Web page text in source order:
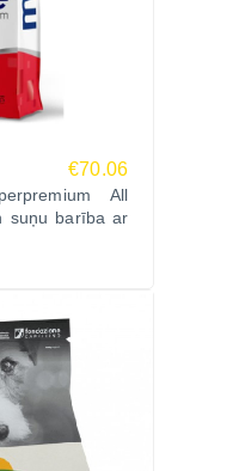
€70.06
All
suņu barība ar